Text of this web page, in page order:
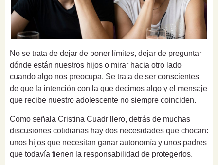
No se trata de dejar de poner límites, dejar de preguntar
dónde están nuestros hijos o mirar hacia otro lado
cuando algo nos preocupa. Se trata de ser conscientes
de que la intención con la que decimos algo y el mensaje
que recibe nuestro adolescente no siempre coinciden.
Como señala Cristina Cuadrillero, detrás de muchas
discusiones cotidianas hay dos necesidades que chocan:
unos hijos que necesitan ganar autonomía y unos padres
que todavía tienen la responsabilidad de protegerlos.